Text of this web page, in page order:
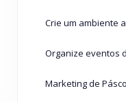
Crie um ambiente
Organize eventos
Marketing de